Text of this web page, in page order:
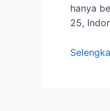
hanya
25,